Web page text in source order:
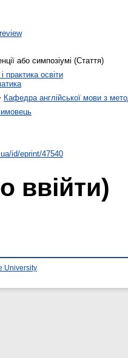
або симпозіумі (Стаття)
практика освіти
Кафедра англійської мови з
id/eprint/47540
ввійти)
University